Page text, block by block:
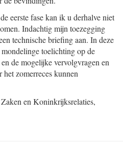
eerste fase kan ik u derhalve niet
Indachtig mijn toezegging
technische briefing aan. In deze
toelichting op de
de mogelijke vervolgvragen en
zomerreces kunnen
en Koninkrijksrelaties,